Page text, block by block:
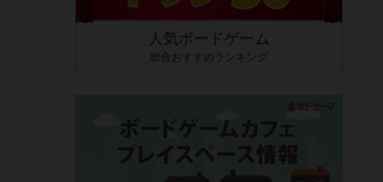
人気ボードゲーム
総合おすすめランキング